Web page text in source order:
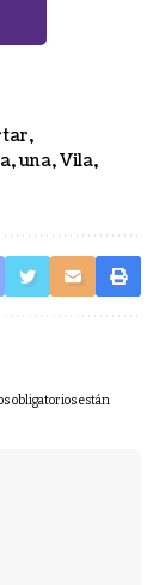
,
,una,Vila,
obligatorios están